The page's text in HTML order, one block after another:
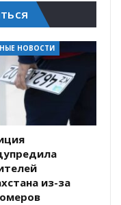
НОВОСТИ
из-за